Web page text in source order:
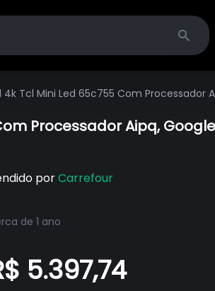
Search
Tcl Mini Led 65c755 Com Processador
Processador Aipq,
porCarrefour
de 1 ano
5.397,74